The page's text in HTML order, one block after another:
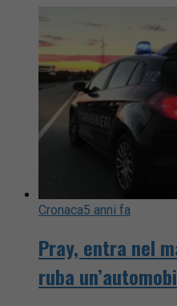
Cronaca5 anni fa
Pray, entra nel
ruba